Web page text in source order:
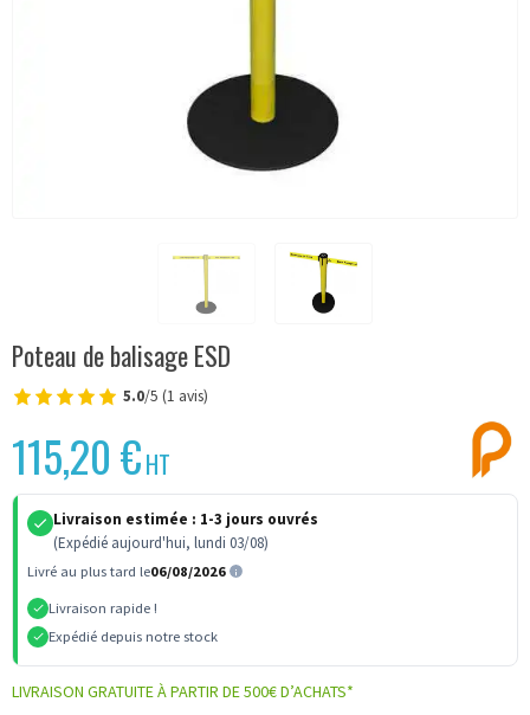
Poteau de balisage ESD
5.0/5 (1 avis)
115,20 €HT
Livraison estimée : 1-3 jours ouvrés
(Expédié aujourd'hui, lundi 03/08)
Livré au plus tard le06/08/2026
Livraison rapide !
Expédié depuis notre stock
LIVRAISON GRATUITE À PARTIR DE 500€ D’ACHATS*